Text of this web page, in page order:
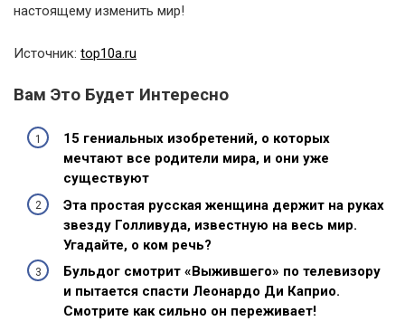
настоящему изменить мир!
Источник: top10a.ru
Вам Это Будет Интересно
15 гениальных изобретений, о которых
мечтают все родители мира, и они уже
существуют
Эта простая русская женщина держит на руках
звезду Голливуда, известную на весь мир.
Угадайте, о ком речь?
Бульдог смотрит «Выжившего» по телевизору
и пытается спасти Леонардо Ди Каприо.
Смотрите как сильно он переживает!